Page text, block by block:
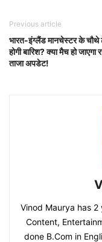
Previous article
भारत-इंग्लैंड मानचेस्टर के चौथे
होगी बारिश? क्या मैच हो जाएगा
ताजा अपडेट!
Vinod Maurya has
Content,
done B.Com in